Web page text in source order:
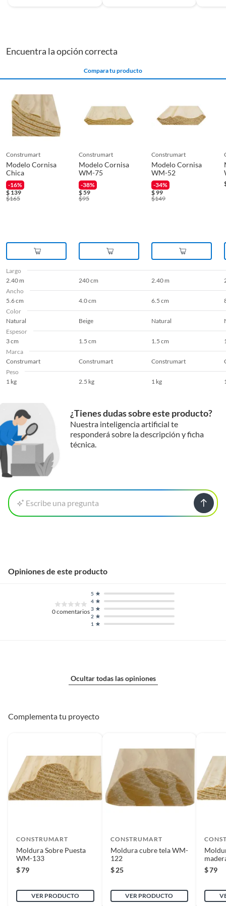
Encuentra la opción correcta
Compara tu producto
construmart
Modelo Cornisa
Chica
-16%
$139
$165
construmart
Modelo Cornisa
WM-75
-38%
$59
$95
construmart
Modelo Cornisa
WM-52
-34%
$99
$149
Largo
2.40 m
240 cm 2.40 m
Ancho
5.6 cm
4.0 cm 6.5 cm
Color
Natural
Beige Natural
Espesor
3 cm
1.5 cm 1.5 cm
Marca
Construmart
Construmart Construmart
Peso
1 kg
2.5 kg 1 kg
¿Tienes dudas sobre este producto?
Nuestra inteligencia artificial te
responderá sobre la descripción y ficha
técnica.
Escribe una pregunta
Opiniones de este producto
0comentarios
1
2
3
4
5
Ocultar todas las opiniones
Complementa tu proyecto
CONSTRUMART
Moldura Sobre Puesta
WM-133
$79
VER PRODUCTO
CONSTRUMART
Moldura cubre tela WM-
122
$ 25
VER PRODUCTO
$79